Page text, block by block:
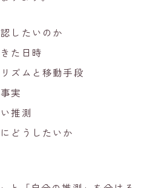
したいのか
た日時
ズムと移動手段
実
推測
どうしたいか